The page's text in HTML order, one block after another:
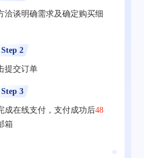
洽谈明确需求及确定购买细
Step 2
提交订单
Step 3
成在线支付，支付成功后48
箱